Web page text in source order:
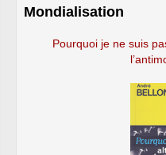
Mondialisation
Pourquoi je ne suis